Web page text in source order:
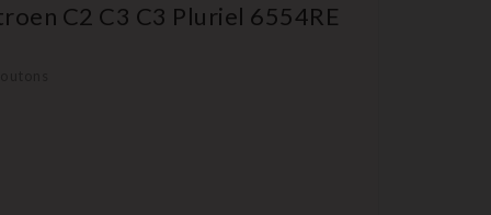
C2 C3 C3 Pluriel 6554RE